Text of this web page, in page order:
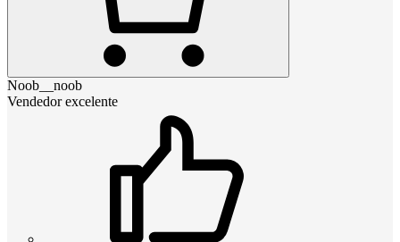
Noob__noob
Vendedor excelente